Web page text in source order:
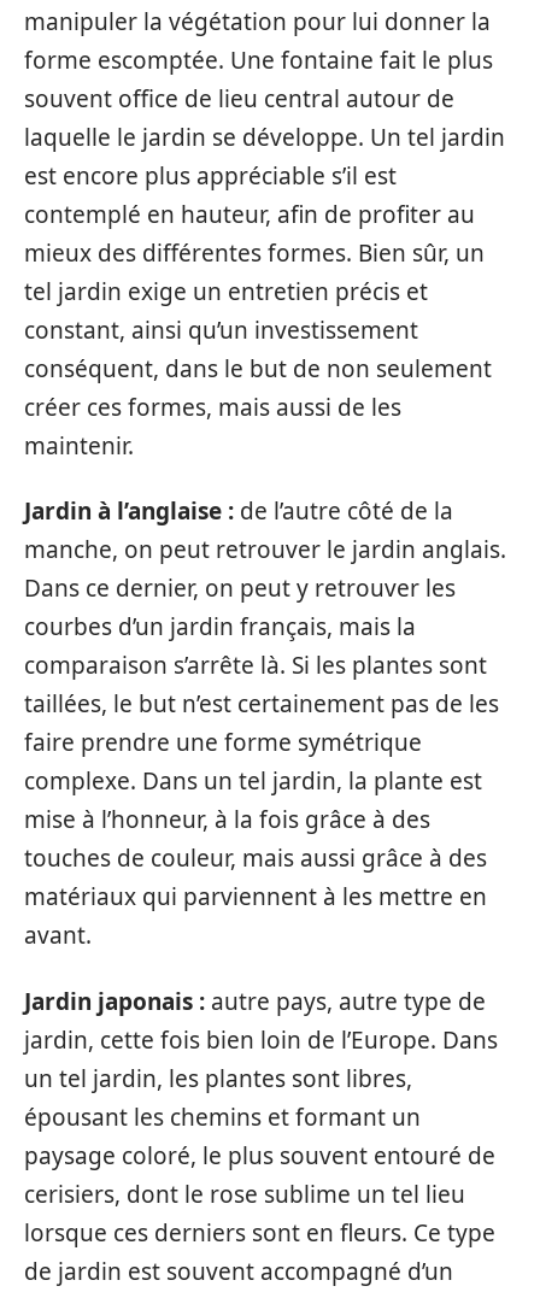
manipuler la végétation pour lui donner la
forme escomptée. Une fontaine fait le plus
souvent office de lieu central autour de
laquelle le jardin se développe. Un tel jardin
est encore plus appréciable s’il est
contemplé en hauteur, afin de profiter au
mieux des différentes formes. Bien sûr, un
tel jardin exige un entretien précis et
constant, ainsi qu’un investissement
conséquent, dans le but de non seulement
créer ces formes, mais aussi de les
maintenir.
Jardin à l’anglaise : de l’autre côté de la
manche, on peut retrouver le jardin anglais.
Dans ce dernier, on peut y retrouver les
courbes d’un jardin français, mais la
comparaison s’arrête là. Si les plantes sont
taillées, le but n’est certainement pas de les
faire prendre une forme symétrique
complexe. Dans un tel jardin, la plante est
mise à l’honneur, à la fois grâce à des
touches de couleur, mais aussi grâce à des
matériaux qui parviennent à les mettre en
avant.
Jardin japonais : autre pays, autre type de
jardin, cette fois bien loin de l’Europe. Dans
un tel jardin, les plantes sont libres,
épousant les chemins et formant un
paysage coloré, le plus souvent entouré de
cerisiers, dont le rose sublime un tel lieu
lorsque ces derniers sont en fleurs. Ce type
de jardin est souvent accompagné d’un